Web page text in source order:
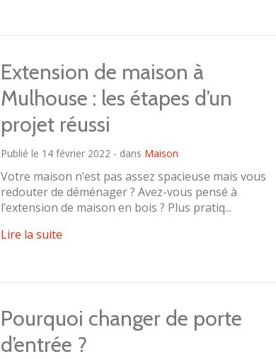
Extension de maison à
Mulhouse : les étapes d’un
projet réussi
Publié le 14 février 2022 - dans Maison
Votre maison n’est pas assez spacieuse mais vous
redouter de déménager ? Avez-vous pensé à
l’extension de maison en bois ? Plus pratiq...
Lire la suite
Pourquoi changer de porte
d’entrée ?